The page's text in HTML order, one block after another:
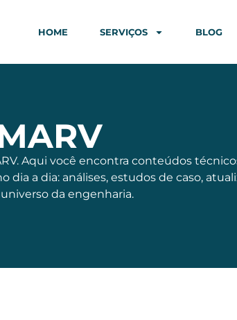
HOME SERVIÇOS BLOG
Aqui você encontra conteúdos
dia a dia: análises, estudos de caso,
da engenharia.